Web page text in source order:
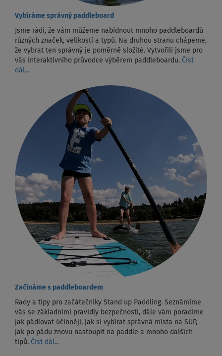
Vybíráme správný paddleboard
Jsme rádi, že vám můžeme nabídnout mnoho paddleboardů
různých značek, velikostí a typů. Na druhou stranu chápeme,
že vybrat ten správný je poměrně složité. Vytvořili jsme pro
vás interaktivního průvodce výběrem paddleboardu. Číst
dál...
Začínáme s paddleboardem
Rady a tipy pro začátečníky Stand up Paddling. Seznámíme
vás se základními pravidly bezpečnosti, dále vám poradíme
jak pádlovat účinněji, jak si vybírat správná místa na SUP,
jak po pádu znovu nastoupit na paddle a mnoho dalších
tipů. Číst dál...